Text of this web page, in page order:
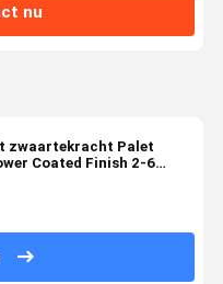
nu
zwaartekracht Palet
Coated Finish 2-6